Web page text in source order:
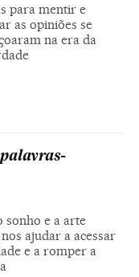
para mentir e
as opiniões se
na era da
palavras-
sonho e a arte
ajudar a acessar
e a romper a